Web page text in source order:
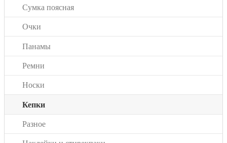
Сумка поясная
Очки
Панамы
Ремни
Носки
Кепки
Разное